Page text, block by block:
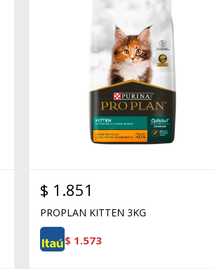
$ 1.851
PROPLAN KITTEN 3KG
$ 1.573